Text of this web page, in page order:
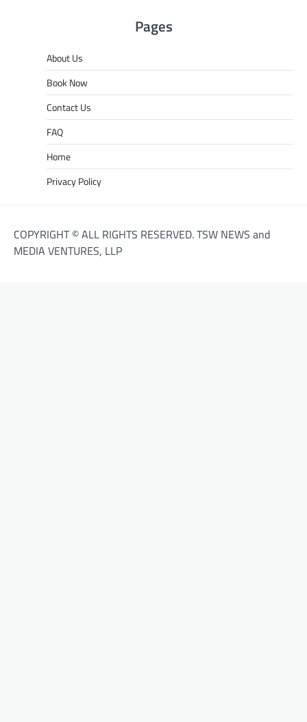
Pages
About Us
Book Now
Contact Us
FAQ
Home
Privacy Policy
COPYRIGHT © ALL RIGHTS RESERVED. TSW NEWS and
MEDIA VENTURES, LLP